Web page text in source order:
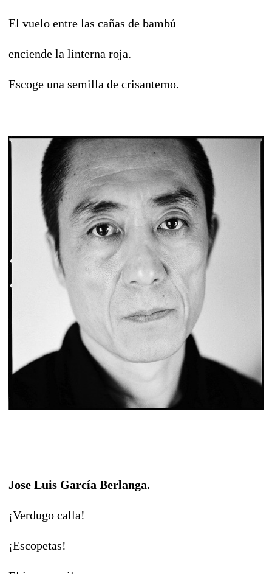
El vuelo entre las cañas de bambú
enciende la linterna roja.
Escoge una semilla de crisantemo.
Jose Luis García Berlanga.
¡Verdugo calla!
¡Escopetas!